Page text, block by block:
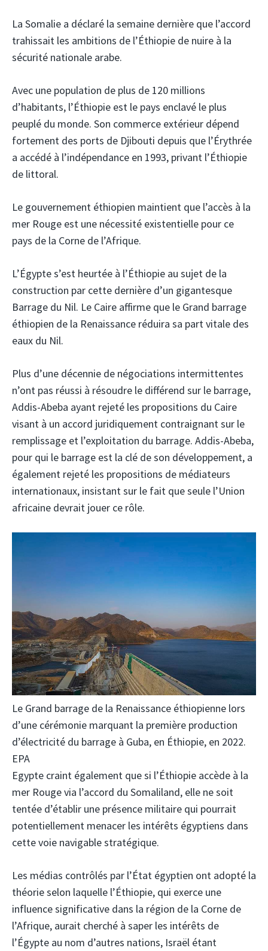
La Somalie a déclaré la semaine dernière que l’accord
trahissait les ambitions de l’Éthiopie de nuire à la
sécurité nationale arabe.
Avec une population de plus de 120 millions
d’habitants, l’Éthiopie est le pays enclavé le plus
peuplé du monde. Son commerce extérieur dépend
fortement des ports de Djibouti depuis que l’Érythrée
a accédé à l’indépendance en 1993, privant l’Éthiopie
de littoral.
Le gouvernement éthiopien maintient que l’accès à la
mer Rouge est une nécessité existentielle pour ce
pays de la Corne de l’Afrique.
L’Égypte s’est heurtée à l’Éthiopie au sujet de la
construction par cette dernière d’un gigantesque
Barrage du Nil. Le Caire affirme que le Grand barrage
éthiopien de la Renaissance réduira sa part vitale des
eaux du Nil.
Plus d’une décennie de négociations intermittentes
n’ont pas réussi à résoudre le différend sur le barrage,
Addis-Abeba ayant rejeté les propositions du Caire
visant à un accord juridiquement contraignant sur le
remplissage et l’exploitation du barrage. Addis-Abeba,
pour qui le barrage est la clé de son développement, a
également rejeté les propositions de médiateurs
internationaux, insistant sur le fait que seule l’Union
africaine devrait jouer ce rôle.
Le Grand barrage de la Renaissance éthiopienne lors
d’une cérémonie marquant la première production
d’électricité du barrage à Guba, en Éthiopie, en 2022.
EPA
Egypte craint également que si l’Éthiopie accède à la
mer Rouge via l’accord du Somaliland, elle ne soit
tentée d’établir une présence militaire qui pourrait
potentiellement menacer les intérêts égyptiens dans
cette voie navigable stratégique.
Les médias contrôlés par l’État égyptien ont adopté la
théorie selon laquelle l’Éthiopie, qui exerce une
influence significative dans la région de la Corne de
l’Afrique, aurait cherché à saper les intérêts de
l’Égypte au nom d’autres nations, Israël étant